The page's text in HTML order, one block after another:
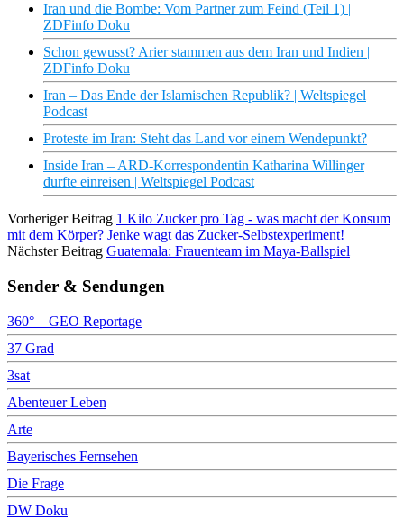
Iran und die Bombe: Vom Partner zum Feind (Teil 1) |
ZDFinfo Doku
Schon gewusst? Arier stammen aus dem Iran und Indien |
ZDFinfo Doku
Iran – Das Ende der Islamischen Republik? | Weltspiegel
Podcast
Proteste im Iran: Steht das Land vor einem Wendepunkt?
Inside Iran – ARD-Korrespondentin Katharina Willinger
durfte einreisen | Weltspiegel Podcast
Vorheriger Beitrag 1 Kilo Zucker pro Tag - was macht der Konsum
mit dem Körper? Jenke wagt das Zucker-Selbstexperiment!
Nächster Beitrag Guatemala: Frauenteam im Maya-Ballspiel
Sender & Sendungen
360° – GEO Reportage
37 Grad
3sat
Abenteuer Leben
Arte
Bayerisches Fernsehen
Die Frage
DW Doku